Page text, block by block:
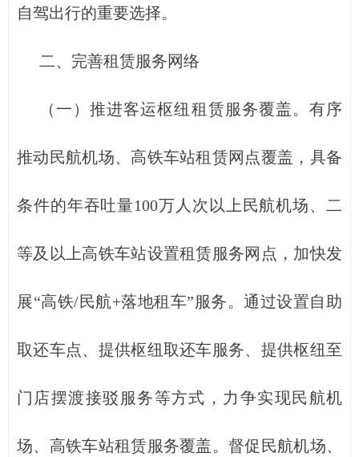
自驾出行的重要选择。
二、完善租赁服务网络
（一）推进客运枢纽租赁服务覆盖。有序
推动民航机场、高铁车站租赁网点覆盖，具备
条件的年吞吐量100万人次以上民航机场、二
等及以上高铁车站设置租赁服务网点，加快发
展“高铁/民航+落地租车”服务。通过设置自助
取还车点、提供枢纽取还车服务、提供枢纽至
门店摆渡接驳服务等方式，力争实现民航机
场、高铁车站租赁服务覆盖。督促民航机场、